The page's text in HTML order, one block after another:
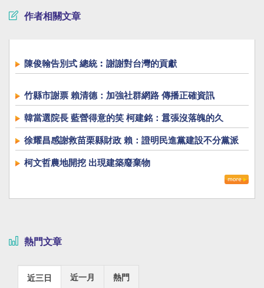
作者相關文章
陳俊翰告別式 總統︰謝謝對台灣的貢獻
竹縣市謝票 賴清德：加強社群網路 傳播正確資訊
韓當選院長 藍營得意的笑 柯建銘：囂張沒落魄的久
徐耀昌感謝救苗栗縣財政 賴：證明民進黨建設不分黨派
柯文哲農地開挖 出現建築廢棄物
熱門文章
近三日 近一月 熱門